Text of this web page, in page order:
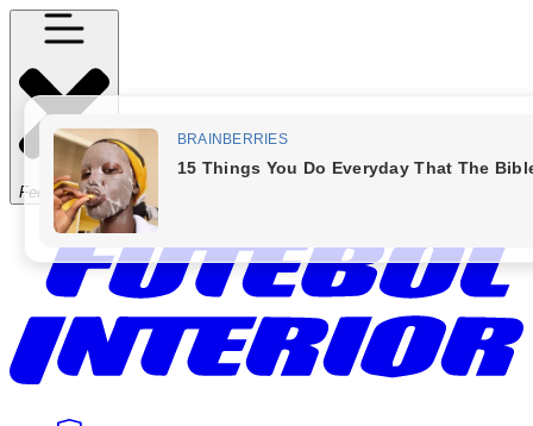
Fechar Menu